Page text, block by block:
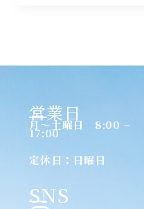
営業日
月〜土曜日 8:00 –
17:00
定休日：日曜日
SNS